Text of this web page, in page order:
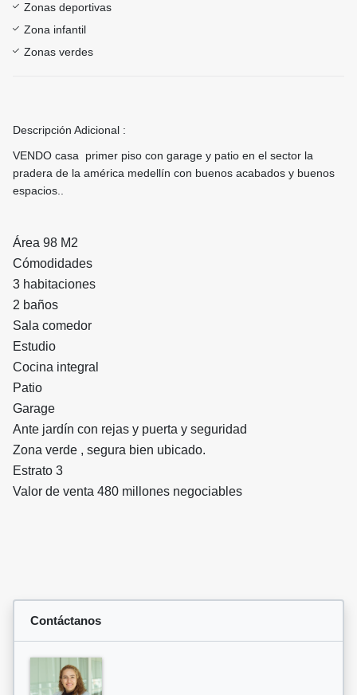
Zonas deportivas
Zona infantil
Zonas verdes
Descripción Adicional :
VENDO casa primer piso con garage y patio en el sector la
pradera de la américa medellín con buenos acabados y buenos
espacios..
Área 98 M2
Cómodidades
3 habitaciones
2 baños
Sala comedor
Estudio
Cocina integral
Patio
Garage
Ante jardín con rejas y puerta y seguridad
Zona verde , segura bien ubicado.
Estrato 3
Valor de venta 480 millones negociables
Contáctanos